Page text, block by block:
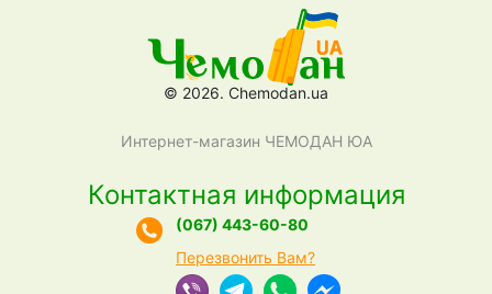
© 2026. Chemodan.ua
Интернет-магазин ЧЕМОДАН ЮА
Контактная информация
(067) 443-60-80
Перезвонить Вам?